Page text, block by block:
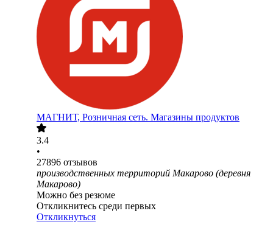
МАГНИТ, Розничная сеть. Магазины продуктов
3.4
•
27896 отзывов
производственных территорий Макарово (деревня
Макарово)
Можно без резюме
Откликнитесь среди первых
Откликнуться